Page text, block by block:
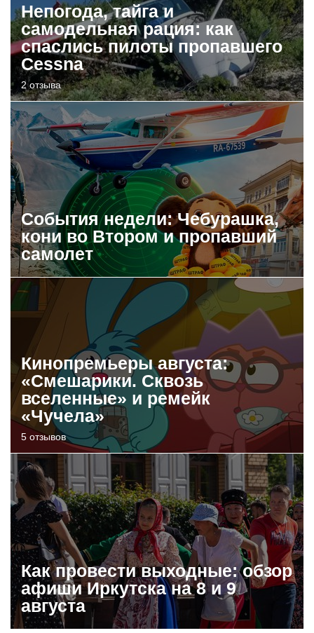
Непогода, тайга и
самодельная рация: как
спаслись пилоты пропавшего
Cessna
2 отзыва
События недели: Чебурашка,
кони во Втором и пропавший
самолет
Кинопремьеры августа:
«Смешарики. Сквозь
вселенные» и ремейк
«Чучела»
5 отзывов
Как провести выходные: обзор
афиши Иркутска на 8 и 9
августа